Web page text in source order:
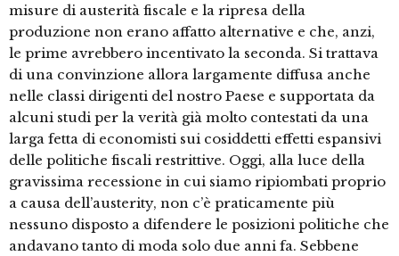
misure di austerità fiscale e la ripresa della
produzione non erano affatto alternative e che, anzi,
le prime avrebbero incentivato la seconda. Si trattava
di una convinzione allora largamente diffusa anche
nelle classi dirigenti del nostro Paese e supportata da
alcuni studi per la verità già molto contestati da una
larga fetta di economisti sui cosiddetti effetti espansivi
delle politiche fiscali restrittive. Oggi, alla luce della
gravissima recessione in cui siamo ripiombati proprio
a causa dell’austerity, non c’è praticamente più
nessuno disposto a difendere le posizioni politiche che
andavano tanto di moda solo due anni fa. Sebbene